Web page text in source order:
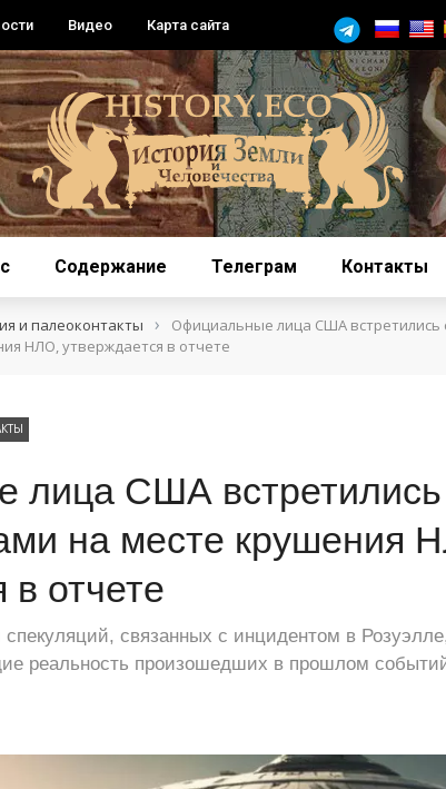
Видео Карта сайта
Содержание Телеграм Контакты
и палеоконтакты ›
Официальные лица США встретились
НЛО, утверждается в отчете
США встретились
на месте крушения
отчете
связанных с инцидентом в
реальность произошедших в прошлом